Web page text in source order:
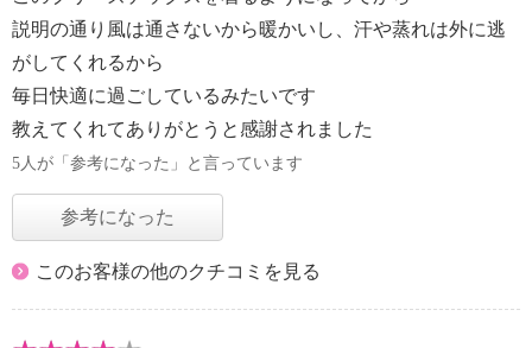
説明の通り風は通さないから暖かいし、汗や蒸れは外に逃
がしてくれるから
毎日快適に過ごしているみたいです
教えてくれてありがとうと感謝されました
5人が「参考になった」と言っています
参考になった
このお客様の他のクチコミを見る